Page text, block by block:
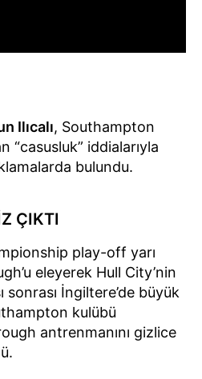
Ilıcalı, Southampton
“casusluk” iddialarıyla
bulundu.
ÇIKTI
play-off yarı
eleyerek Hull City’nin
İngiltere’de büyük
kulübü
antrenmanını gizlice